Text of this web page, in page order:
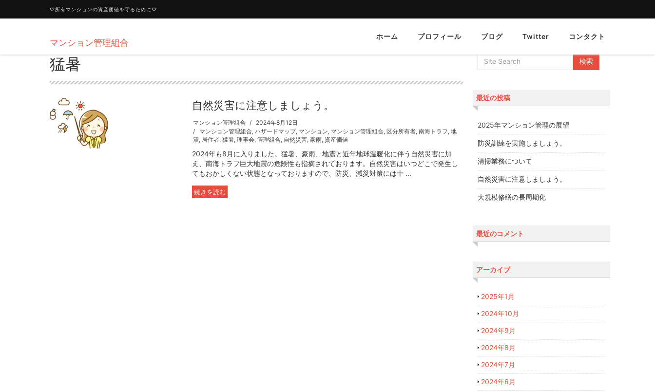
♡所有マンションの資産価値を守るために♡
マンション管理組合
ホーム プロフィール ブログ Twitter コンタクト
猛暑
自然災害に注意しましょう。
マンション管理組合
2024年8月12日
マンション管理組合,ハザードマップ, マンション, マンション管理組合,区分所有者,南海トラフ,地
震, 居住者,猛暑,理事会,管理組合, 自然災害,豪雨, 資産価値
2024年も8月に入りました。猛暑、豪雨、地震と近年地球温暖化に伴う自然災害に加
え、南海トラフ巨大地震の危険性も指摘されております。自然災害はいつどこで発生し
てもおかしくない状態となっておりますので、防災、減災対策には十 ...
続きを読む
最近の投稿
2025年マンション管理の展望
防災訓練を実施しましょう。
清掃業務について
自然災害に注意しましょう。
大規模修繕の長周期化
最近のコメント
アーカイブ
2025年1月
2024年10月
2024年9月
2024年8月
2024年7月
2024年6月